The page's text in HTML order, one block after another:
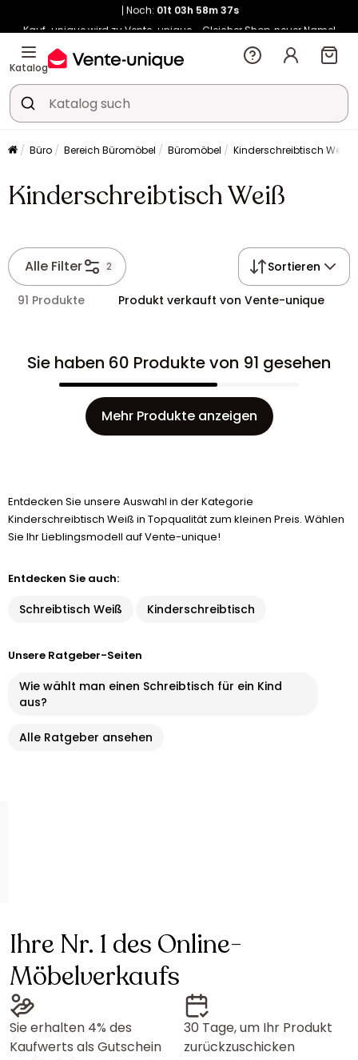
Kauf-unique wird zu Vente-unique - Gleicher Shop, neuer Name!
-10% ab 400€ mitHEAT10auf Vente-unique-Produkte
Noch:
Katalog
Büro Bereich Büromöbel Büromöbel Kinderschreibtisch Weiß
Kinderschreibtisch Weiß
Alle Filter 2 Sortieren
91 Produkte Produkt verkauft von Vente-unique
Sie haben 60 Produkte von 91 gesehen
Mehr Produkte anzeigen
Entdecken Sie unsere Auswahl in der Kategorie
Kinderschreibtisch Weiß in Topqualität zum kleinen Preis. Wählen
Sie Ihr Lieblingsmodell auf Vente-unique!
Entdecken Sie auch:
Schreibtisch Weiß Kinderschreibtisch
Unsere Ratgeber-Seiten
Wie wählt man einen Schreibtisch für ein Kind
aus?
Alle Ratgeber ansehen
Ihre Nr. 1 des Online-
Möbelverkaufs
Sie erhalten 4% des
Kaufwerts als Gutschein
30 Tage, um Ihr Produkt
zurückzuschicken